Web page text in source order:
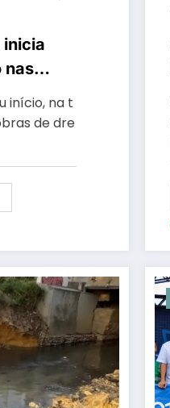
inicia
nas
de
início, na t
de dre